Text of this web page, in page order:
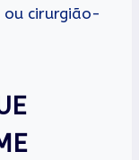
ou cirurgião-